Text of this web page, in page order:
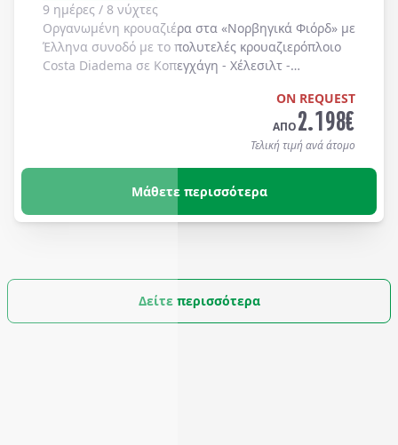
9 ημέρες / 8 νύχτες
Οργανωμένη κρουαζιέρα στα «Νορβηγικά Φιόρδ» με
Έλληνα συνοδό με το πολυτελές κρουαζιερόπλοιο
Costa Diadema σε Κοπεγχάγη - Χέλεσιλτ -
ON REQUEST
ΑΠΟ2.198€
Τελική τιμή ανά άτομο
Μάθετε περισσότερα
Δείτε περισσότερα